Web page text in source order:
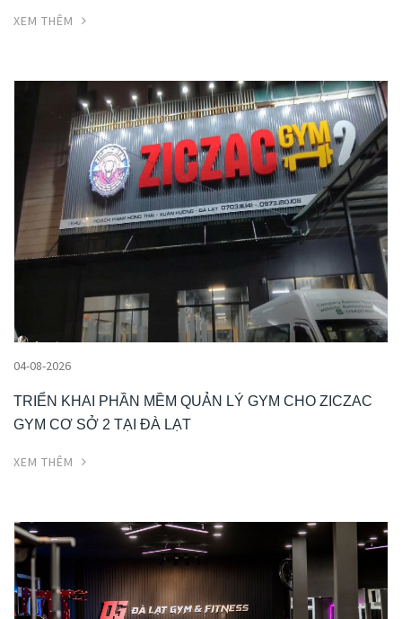
XEM THÊM
04-08-2026
TRIỂN KHAI PHẦN MỀM QUẢN LÝ GYM CHO ZICZAC
GYM CƠ SỞ 2 TẠI ĐÀ LẠT
XEM THÊM